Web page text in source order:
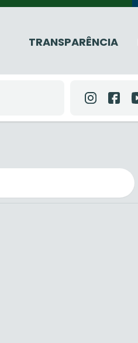
TRANSPARÊNCIA